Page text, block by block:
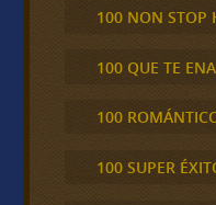
100 NON STOP
100 QUE TE
100
100 SUPER